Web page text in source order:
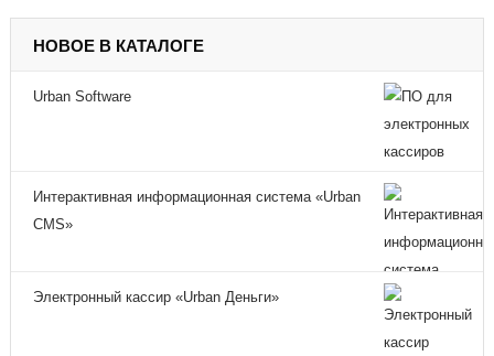
НОВОЕ В КАТАЛОГЕ
Urban Software
Интерактивная информационная система «Urban
CMS»
Электронный кассир «Urban Деньги»